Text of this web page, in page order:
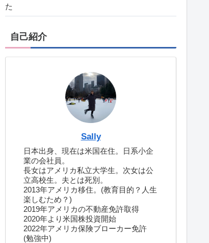
た
自己紹介
Sally
日本出身、現在は米国在住。日系小企
業の会社員。
長女はアメリカ私立大学生。次女は公
立高校生。夫とは死別。
2013年アメリカ移住。(教育目的？人生
楽しむため？)
2019年アメリカの不動産免許取得
2020年より米国株投資開始
2022年アメリカ保険ブローカー免許
(勉強中)